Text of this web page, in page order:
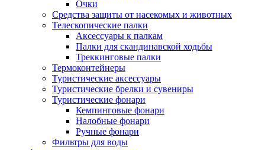
Очки
Средства защиты от насекомых и животных
Телескопические палки
Аксессуары к палкам
Палки для скандинавской ходьбы
Треккинговые палки
Термоконтейнеры
Туристические аксессуары
Туристические брелки и сувениры
Туристические фонари
Кемпинговые фонари
Налобные фонари
Ручные фонари
Фильтры для воды